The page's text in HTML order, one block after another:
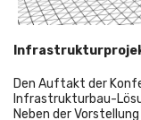
Den Auftakt der
Infrastrukturbau-
Neben der